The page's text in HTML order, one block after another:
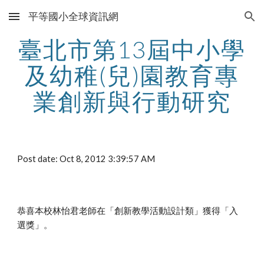
Skip to main content Skip to navigation
平等國小全球資訊網
臺北市第13屆中小學
及幼稚(兒)園教育專
業創新與行動研究
Post date: Oct 8, 2012 3:39:57 AM
恭喜本校林怡君老師在「創新教學活動設計類」獲得「入
選獎」。